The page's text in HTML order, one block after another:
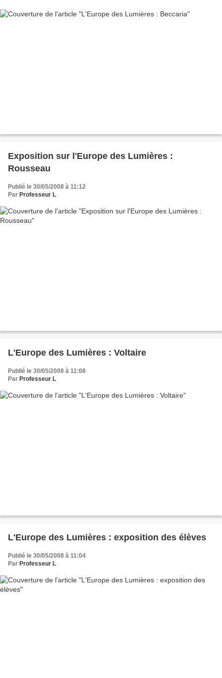
Exposition sur l'Europe des Lumières :
Rousseau
Publié le 30/05/2008 à 11:12
Par Professeur L
L'Europe des Lumières : Voltaire
Publié le 30/05/2008 à 11:08
Par Professeur L
L'Europe des Lumières : exposition des élèves
Publié le 30/05/2008 à 11:04
Par Professeur L